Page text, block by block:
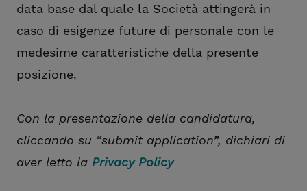
data base dal quale la Società attingerà in
caso di esigenze future di personale con le
medesime caratteristiche della presente
posizione.
Con la presentazione della candidatura,
cliccando su “submit application”, dichiari di
aver letto la Privacy Policy